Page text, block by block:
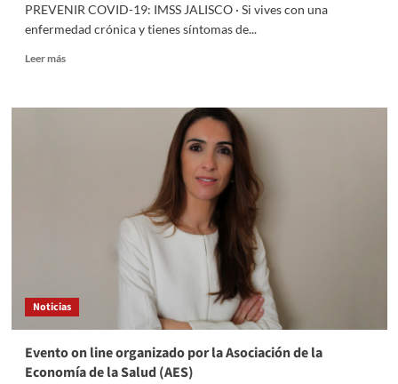
PREVENIR COVID-19: IMSS JALISCO · Si vives con una
enfermedad crónica y tienes síntomas de...
Leer másLeer
Recomendaciones
Noticias
Evento on line organizado por la Asociación de la
Economía de la Salud (AES)